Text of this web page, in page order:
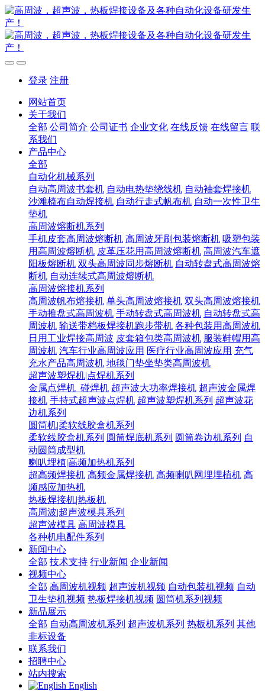
登录 注册
网站首页
关于我们
全部 公司简介 公司证书 企业文化 在线反馈 在线留言 联
系我们
产品中心
全部
自动化机械系列
自动高周波书套机 自动电热垫绕线机 自动袖套焊接机
沙滩椅布自动焊接机 自动行走式帆布机 自动一次性卫生
垫机
高周波熔断机系列
手机皮套高周波熔断机 高周波牙刷包装熔断机 吸塑包装
用高周波熔断机 皮革压花用高周波熔断机 高周波汽车遮
阳板熔断机 双头高周波同步熔断机 自动转盘式高周波熔
断机 自动连续式高周波熔断机
高周波熔接机系列
高周波帆布熔接机 单头高周波熔接机 双头高周波熔接机
手动推盘式高周波机 手动转盘式高周波机 自动转盘式高
周波机 输送带档板焊接机跑步带机 各种包装用高周波机
日用工业焊接高周波 皮套箱包类高周波机 服装鞋帽用高
周波机 汽车行业高周波应用 医疗行业高周波应用 充气
充水产品高周波机 地毯门垫坐垫类高周波机
超声波塑焊机|点焊机系列
金属点焊机_碰焊机 超声波大功率焊接机 超声波金属焊
接机 手持式超声波点焊机 超声波塑焊机系列 超声波花
边机系列
圆筒机|柔软线胶盒机系列
柔软线胶盒机系列 圆筒焊底机系列 圆筒卷边机系列 自
动圆筒成型机
喇叭埋植|高频加热机系列
超高频焊接机 高频金属焊接机 高频喇叭网埋埋植机 高
频感应加热机
热板焊接机|热板机
高周波|超声波模具系列
超声波模具 高周波模具
各种机电配件系列
新闻中心
全部 技术支持 行业新闻 企业新闻
视频中心
全部 高周波机视频 超声波机视频 自动包装机视频 自动
卫生垫机视频 热板焊接机视频 圆筒机系列视频
新品展示
全部 自动高周波机系列 超声波机系列 热板机系列 其他
非标设备
联系我们
招聘中心
站内搜索
English